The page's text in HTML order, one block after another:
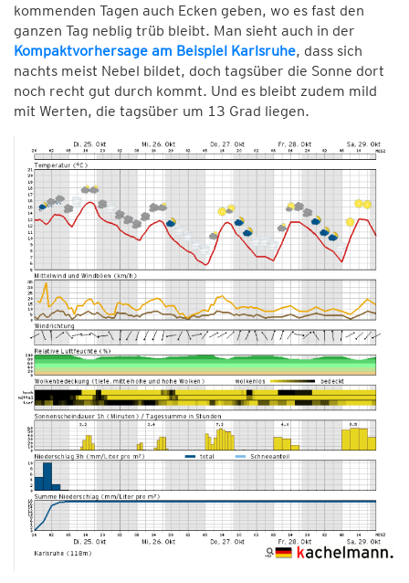
kommenden Tagen auch Ecken geben, wo es fast den
ganzen Tag neblig trüb bleibt. Man sieht auch in der
Kompaktvorhersage am Beispiel Karlsruhe, dass sich
nachts meist Nebel bildet, doch tagsüber die Sonne dort
noch recht gut durch kommt. Und es bleibt zudem mild
mit Werten, die tagsüber um 13 Grad liegen.